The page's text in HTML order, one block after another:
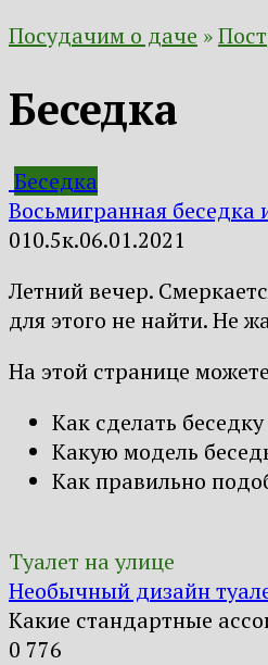
Посудачим о даче »
Беседка
Беседка
Восьмигранная
010.5к.06.01.2021
Летний вечер.
для этого не найти. Не
На этой странице
Как сделать
Какую модель
Как правильно
Туалет на улице
Необычный дизайн
Какие стандартные
0 776